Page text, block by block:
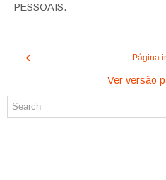
PESSOAIS.
‹ Página
Ver versão